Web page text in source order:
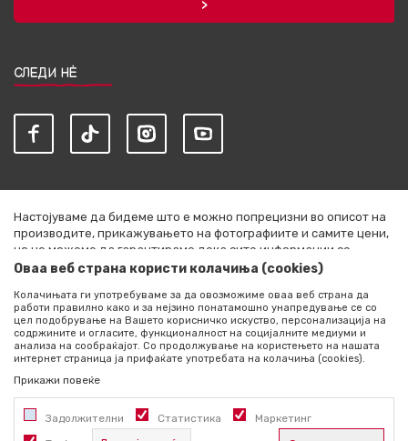
СЛЕДИ НЀ
Настојуваме да бидеме што е можно попрецизни во описот на
производите, прикажувањето на фотографиите и самите цени,
но не можеме да гарантираме дека сите информации се
комплетни и без грешки. Сите артикли прикажани на сајтот се
секој момент. Расположливоста на производите можете да ја
проверите со повик на +389 76 444 490
©2026 literatura.mk, Изработено одNB SOFT. Сите права
задржани.
Оваа веб страна користи колачиња (cookies)
Колачињата ги употребуваме за да овозможиме оваа веб страна да
работи правилно како и за нејзино понатамошно унапредување се со
цел подобрување на Вашето корисничко искуство, персонализација на
содржините и огласите, функционалност на социјалните медиуми и
анализа на сообраќајот. Со продолжување на користењето на нашата
интернет страница ја прифаќате употребата на колачиња (cookies).
Прикажи повеќе
Задолжителни Статистика Маркетинг